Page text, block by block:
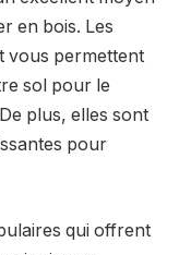
en bois. Les
vous permettent
sol pour le
plus, elles sont
pour
qui offrent